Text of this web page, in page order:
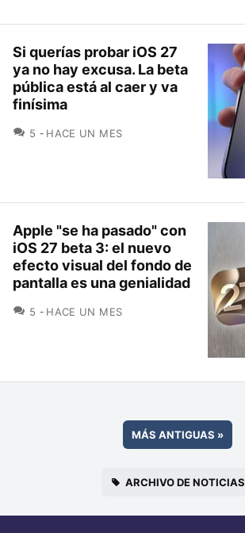
Si querías probar iOS 27
ya no hay excusa. La beta
pública está al caer y va
finísima
5 COMENTARIOS
HACE UN MES
Apple "se ha pasado" con
iOS 27 beta 3: el nuevo
efecto visual del fondo de
pantalla es una genialidad
5 COMENTARIOS
HACE UN MES
MÁS ANTIGUAS »
ARCHIVO DE NOTICIAS